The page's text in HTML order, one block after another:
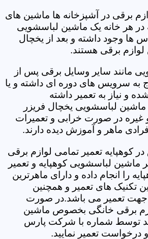
برقی در آشپزخانه ها ماشین های
هر خانه یک ماشین لباسشویی
وجود داشته و بعد از یخچال
لوازم برقی هستند.
مانند سایر وسایل برقی پس از
به سرویس های دوره ای داشته و یا
و نیاز به تعمیر داشته
ماشین لباسشویی یخچال فریزر
در صورت خرابی و تعمیرات
ماهر و آموزش دیده دارند.
تعمیر تمامی لوازم برقی
ماشین لباسشویی کوهپایه و تعمیر
را انجام داده و دارای ماهرترین
تکنیک های تعمیر و همچنین
جهت تعمیر می باشد.در صورت
برقی خانگی بخصوص ماشین
توسط شماره با شرکت پارس
تعمیر نمایید.